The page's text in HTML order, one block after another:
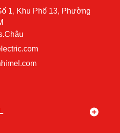
1, Khu Phố 13, Phường